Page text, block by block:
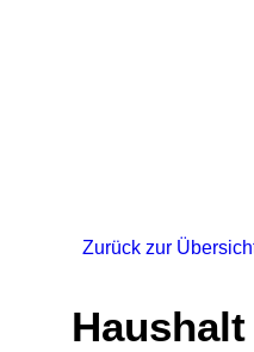
Zurück zur